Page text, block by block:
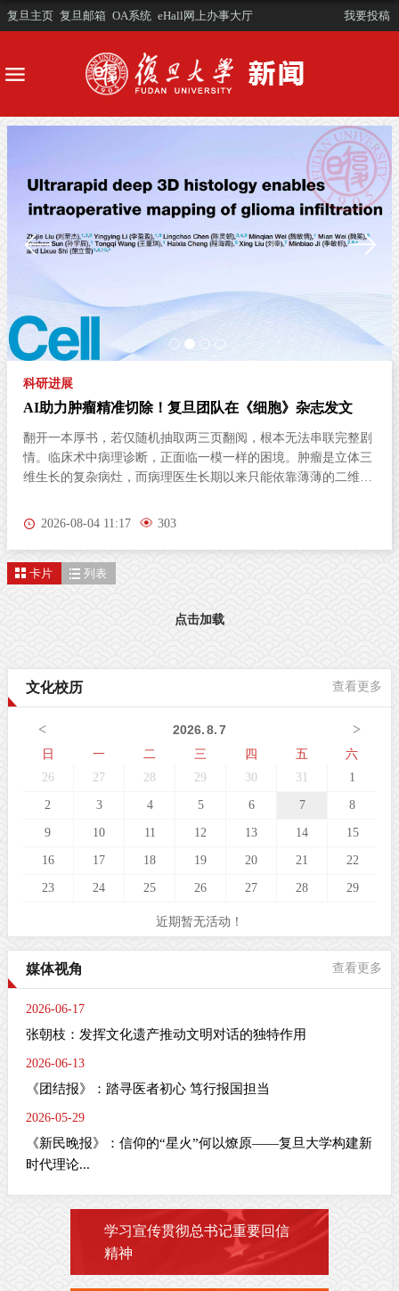
复旦主页 复旦邮箱 OA系统 eHall网上办事大厅 我要投稿
科研进展
AI助力肿瘤精准切除！复旦团队在《细胞》杂志发文
翻开一本厚书，若仅随机抽取两三页翻阅，根本无法串联完整剧
情。临床术中病理诊断，正面临一模一样的困境。肿瘤是立体三
维生长的复杂病灶，而病理医生长期以来只能依靠薄薄的二维切
隙立体蔓延、分布隐匿，单一平面切片极易遗漏关键病变区域，
队联合物理学系季敏标团队，在国际学术期刊《细胞》（Cell）
mapping of glioma infiltration”，推出全新超快速三维病理技术平
受激拉曼散射（SRS）成像原理，创新性融合快速组织透明化技
术与无监督学习图像生成算法，解决了三维病理成像周期漫长的
2026-08-04 11:17 303
卡片 列表
点击加载
文化校历 查看更多
< >
2026.8.7
日
一 二 三 四 五 六
26 27 28 29 30 31 1
2 3 4 5 6 7 8
9 10 11 12 13 14 15
16 17 18 19 20 21 22
23 24 25 26 27 28 29
近期暂无活动！
媒体视角 查看更多
2026-06-17
张朝枝：发挥文化遗产推动文明对话的独特作用
2026-06-13
《团结报》：踏寻医者初心 笃行报国担当
2026-05-29
《新民晚报》：信仰的“星火”何以燎原——复旦大学构建新
时代理论...
学习宣传贯彻总书记重要回信
精神